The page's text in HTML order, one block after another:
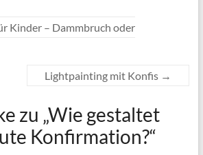
Kinder – Dammbruch oder
Lightpainting mit Konfis →
zu „Wie gestaltet
Konfirmation?“